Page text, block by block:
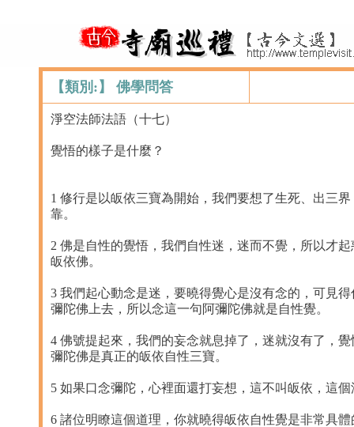
【類別:】 佛學問答
淨空法師法語（十七）
覺悟的樣子是什麼？
1 修行是以皈依三寶為開始，我們要想了生死、出三
靠。
2 佛是自性的覺悟，我們自性迷，迷而不覺，所以才
皈依佛。
3 我們起心動念是迷，要曉得覺心是沒有念的，可見
彌陀佛上去，所以念這一句阿彌陀佛就是自性覺。
4 佛號提起來，我們的妄念就息掉了，迷就沒有了，
彌陀佛是真正的皈依自性三寶。
5 如果口念彌陀，心裡面還打妄想，這不叫皈依，這
6 諸位明瞭這個道理，你就曉得皈依自性覺是非常具